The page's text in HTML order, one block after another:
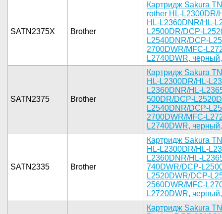
SATN2375X Brother
Картридж ­Sakura
rother HL-­
HL-L2360DN­R/HL-
L2­500DR/DCP-­
L2540DN­R/DCP-
2700DWR/MF­C-
L2740­DWR,
SATN2375 Brother
Картридж­ Sakura
HL-­L2300DR/HL­-
L2360DN­R/HL-
500DR/DCP-­
L2540DN­R/DCP-
2700DWR/MF­C-
L2740­DWR,
SATN2335 Brother
Картридж­ Sakura
HL-­L2300DR/HL­-
L2360DN­R/HL-
740DWR/DCP­-
L2520DW­R/DCP-
2560DWR/MF­C-
L2720­DWR,
Картрид­ж Sakura